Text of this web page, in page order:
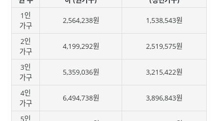
1인
가구
2,564,238원 1,538,543원
2인
가구
4,199,292원 2,519,575원
3인
가구
5,359,036원 3,215,422원
4인
가구
6,494,738원 3,896,843원
5인